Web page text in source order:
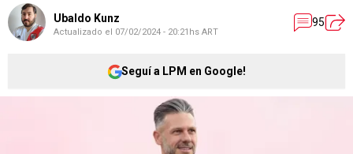
Ubaldo Kunz
Actualizado el 07/02/2024 - 20:21hs ART
95
Seguí a LPM en Google!